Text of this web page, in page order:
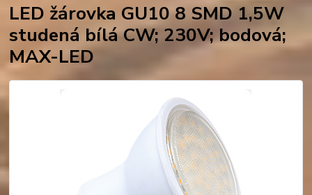
LED žárovka GU10 8 SMD 1,5W
studená bílá CW; 230V; bodová;
MAX-LED